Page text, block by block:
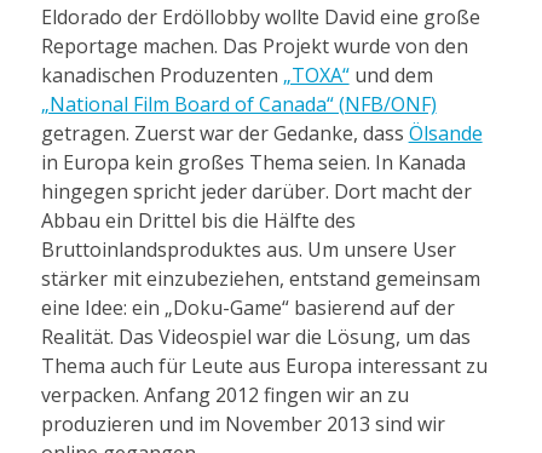
Eldorado der Erdöllobby wollte David eine große
Reportage machen. Das Projekt wurde von den
kanadischen Produzenten „TOXA“und dem
„National Film Board of Canada“ (NFB/ONF)
getragen. Zuerst war der Gedanke, dass Ölsande
in Europa kein großes Thema seien. In Kanada
hingegen spricht jeder darüber. Dort macht der
Abbau ein Drittel bis die Hälfte des
Bruttoinlandsproduktes aus. Um unsere User
stärker mit einzubeziehen, entstand gemeinsam
eine Idee: ein „Doku-Game“ basierend auf der
Realität. Das Videospiel war die Lösung, um das
Thema auch für Leute aus Europa interessant zu
verpacken. Anfang 2012 fingen wir an zu
produzieren und im November 2013 sind wir